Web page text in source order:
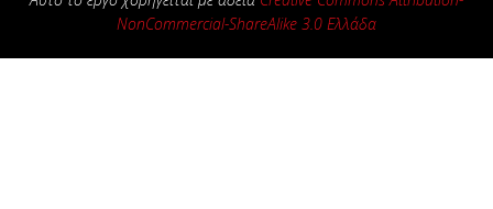
NonCommercial-ShareAlike 3.0 Ελλάδα